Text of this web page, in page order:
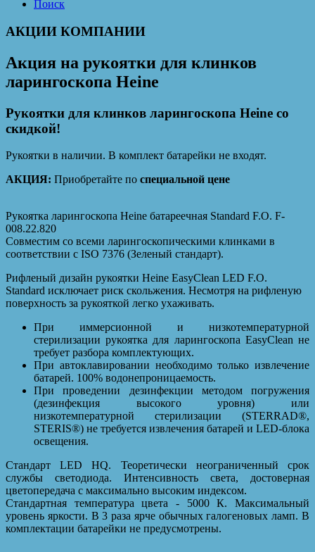
Поиск
АКЦИИ КОМПАНИИ
Акция на рукоятки для клинков
ларингоскопа Heine
Рукоятки для клинков ларингоскопа Heine со
скидкой!
Рукоятки в наличии. В комплект батарейки не входят.
АКЦИЯ: Приобретайте по специальной цене
Рукоятка ларингоскопа Heine батареечная Standard F.O. F-
008.22.820
Совместим со всеми ларингоскопическими клинками в
соответствии с ISO 7376 (Зеленый стандарт).
Рифленый дизайн рукоятки Heine EasyClean LED F.O.
Standard исключает риск скольжения. Несмотря на рифленую
поверхность за рукояткой легко ухаживать.
При иммерсионной и низкотемпературной
стерилизации рукоятка для ларингоскопа EasyClean не
требует разбора комплектующих.
При автоклавировании необходимо только извлечение
батарей. 100% водонепроницаемость.
При проведении дезинфекции методом погружения
(дезинфекция высокого уровня) или
низкотемпературной стерилизации (STERRAD®,
STERIS®) не требуется извлечения батарей и LED-блока
освещения.
Стандарт LED HQ. Теоретически неограниченный срок
службы светодиода. Интенсивность света, достоверная
цветопередача с максимально высоким индексом.
Стандартная температура цвета - 5000 К. Максимальный
уровень яркости. В 3 раза ярче обычных галогеновых ламп. В
комплектации батарейки не предусмотрены.